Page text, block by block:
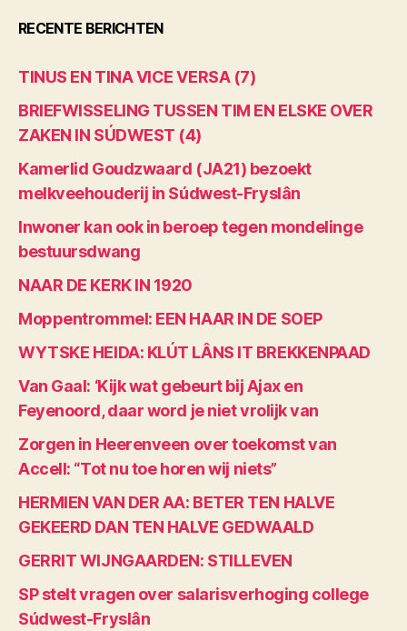
RECENTE BERICHTEN
TINUS EN TINA VICE VERSA (7)
BRIEFWISSELING TUSSEN TIM EN ELSKE OVER
ZAKEN IN SÚDWEST (4)
Kamerlid Goudzwaard (JA21) bezoekt
melkveehouderij in Súdwest-Fryslân
Inwoner kan ook in beroep tegen mondelinge
bestuursdwang
NAAR DE KERK IN 1920
Moppentrommel: EEN HAAR IN DE SOEP
WYTSKE HEIDA: KLÚT LÂNS IT BREKKENPAAD
Van Gaal: ‘Kijk wat gebeurt bij Ajax en
Feyenoord, daar word je niet vrolijk van
Zorgen in Heerenveen over toekomst van
Accell: “Tot nu toe horen wij niets”
HERMIEN VAN DER AA: BETER TEN HALVE
GEKEERD DAN TEN HALVE GEDWAALD
GERRIT WIJNGAARDEN: STILLEVEN
SP stelt vragen over salarisverhoging college
Súdwest-Fryslân